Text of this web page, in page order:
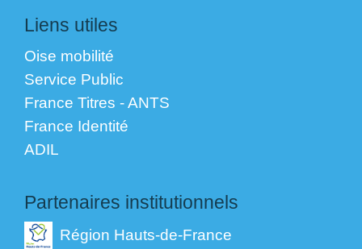
Liens utiles
Oise mobilité
Service Public
France Titres - ANTS
France Identité
ADIL
Partenaires institutionnels
Région Hauts-de-France